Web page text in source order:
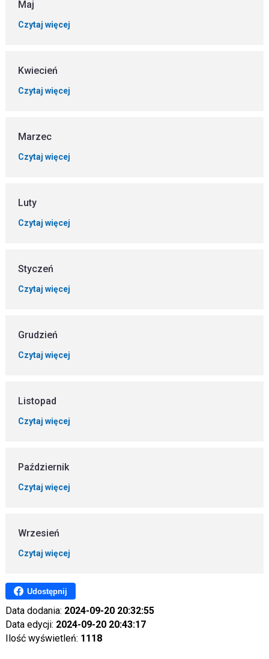
Maj
Czytaj więcej
Kwiecień
Czytaj więcej
Marzec
Czytaj więcej
Luty
Czytaj więcej
Styczeń
Czytaj więcej
Grudzień
Czytaj więcej
Listopad
Czytaj więcej
Październik
Czytaj więcej
Wrzesień
Czytaj więcej
Udostępnij
Data dodania: 2024-09-20 20:32:55
Data edycji: 2024-09-20 20:43:17
Ilość wyświetleń: 1118